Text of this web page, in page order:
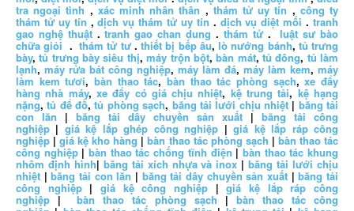
tra ngoại tình , xác minh nhân thân , thám tử uy tín , công ty
thám tử uy tín ,dịch vụ thám tử uy tín . dịch vụ diệt mối .tranh
gao nghệ thuật.tranh gao chan dung . thám tử.luật sư bào
chữa giỏi .thám tử tư.thiết bị bếp âu,lò nướng bánh, tủ trưng
bày,tủ trưng bày siêu thị,máy trộn bột,bàn mát, tủ đông, tủ làm
lạnh, máy rửa bát công nghiệp, máy làm đá, máy làm kem, máy
làm kem tươi,bàn thao tác,bàn thao tác phòng sạch,xe đẩy
hàng nhà máy, xe đẩy có giá chịu nhiệt, kệ trung tải, kệ hạng
nặng,tủ để đồ,tủ phòng sạch, băng tải lưới chịu nhiệt| băng tải
con lăn | băng tải dây chuyền sản xuất | băng tải công
nghiệp | giá kệ lắp ghép công nghiệp |giá kệ lắp ráp công
nghiệp |giá kệ kho hàng |bàn thao tác phòng sạch | bàn thao tác
công nghiệp|bàn thao tác chống tĩnh điện | bàn thao tác khung
nhôm định hình| băng tải xích nhựa và inox |băng tải lưới chịu
nhiệt |băng tải con lăn | băng tải dây chuyền sản xuất |băng tải
công nghiệp|giá kệ công nghiệp |giá kệ lắp ráp công
nghiệp |bàn thao tác phòng sạch | bàn thao tác công